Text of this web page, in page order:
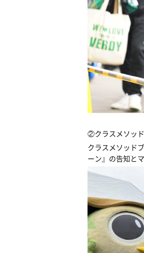
②クラスメソッ
クラスメソッド
ーン』の告知と